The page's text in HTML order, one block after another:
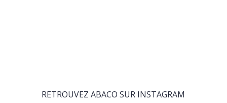
RETROUVEZ ABACO SUR INSTAGRAM